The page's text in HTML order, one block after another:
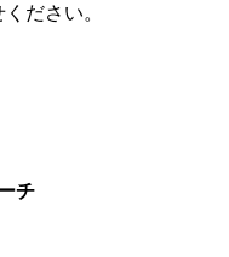
ださい。
チ